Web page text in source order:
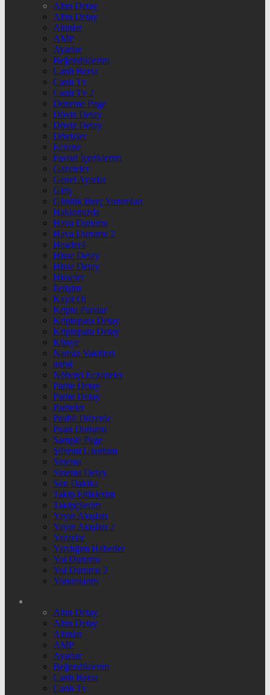
Altın Detay
Altın Detay
Altınlar
AMP
Ayarlar
Beğendiklerim
Canlı Borsa
Canlı Tv
Canlı Tv 2
Deneme Page
Döviz Detay
Döviz Detay
Dövizler
Eczane
Favori İçeriklerim
Gazeteler
Genel Ayarlar
Giriş
Günlük Burç Yorumları
Hakkımızda
Hava Durumu
Hava Durumu 2
Header4
Hisse Detay
Hisse Detay
Hisseler
İletişim
Kayıt Ol
Kripto Paralar
Kriptopara Detay
Kriptopara Detay
Künye
Namaz Vakitleri
nnbil
Nöbetçi Eczaneler
Parite Detay
Parite Detay
Pariteler
Profili Düzenle
Puan Durumu
Sample Page
Şifremi Unuttum
Sinema
Sinema Detay
Son Dakika
Takip Ettiklerim
Takipçilerim
Yayın Akışları
Yayın Akışları 2
Yazarlar
Yazdığım Haberler
Yol Durumu
Yol Durumu 2
Yorumlarım
Altın Detay
Altın Detay
Altınlar
AMP
Ayarlar
Beğendiklerim
Canlı Borsa
Canlı Tv